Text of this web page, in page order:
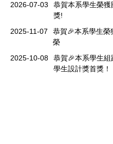
2026-07-03
恭賀本系學生榮
獎!
2025-11-07
恭賀🎉本系學生榮
榮
2025-10-08
恭賀🎉本系學生組
學生設計獎首獎！